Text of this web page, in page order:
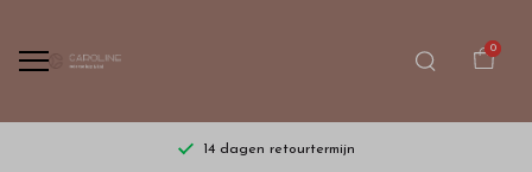
0
14 dagen retourtermijn